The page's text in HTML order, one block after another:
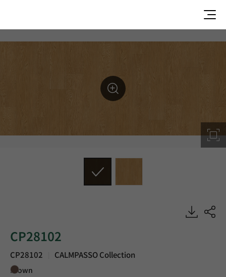
CP28102, CALMPASSO, Heterogeneous Sheet, HFLOR
CP28102
CP28102 CALMPASSO Collection
Brown